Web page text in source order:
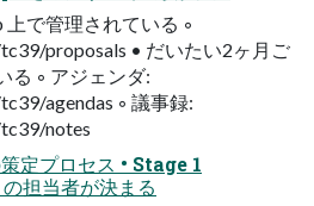
で管理されている ◦
proposals • だいたい2ヶ月ご
る ◦ アジェンダ:
agendas ◦ 議事録:
notes
定プロセス • Stage 1
担当者が決まる